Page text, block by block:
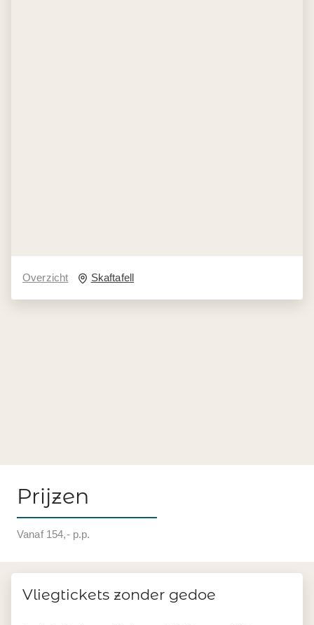
Overzicht Skaftafell
Prijzen
Vanaf 154,- p.p.
Vliegtickets zonder gedoe